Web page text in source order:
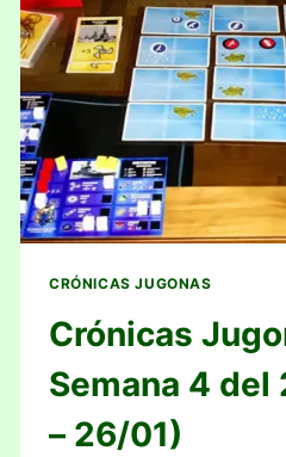
02/02)
CRÓNICAS JUGONAS
Crónicas
Semana 4 del
– 26/01)